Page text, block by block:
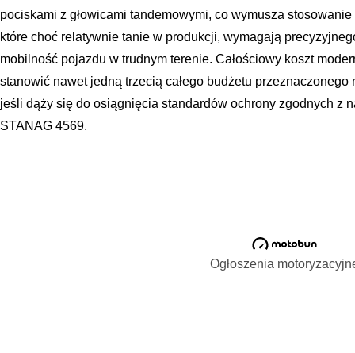
pociskami z głowicami tandemowymi, co wymusza
które choć relatywnie tanie w produkcji, wymagają
mobilność pojazdu w trudnym terenie. Całościowy koszt
stanowić nawet jedną trzecią całego budżetu przeznaczonego
jeśli dąży się do osiągnięcia standardów ochrony zgodnych z
STANAG 4569.
Ogłoszenia